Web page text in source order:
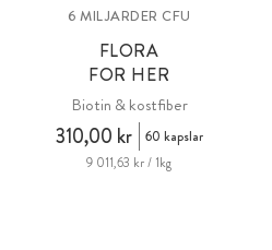
6 MILJARDER CFU
FLORA
FOR HER
Biotin & kostfiber
310,00 kr
60 kapslar
9 011,63 kr / 1kg